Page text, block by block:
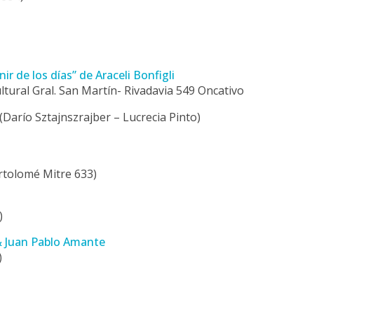
de los días” de Araceli Bonfigli
Gral. San Martín- Rivadavia 549 Oncativo
(Darío Sztajnszrajber – Lucrecia Pinto)
Mitre 633)
Juan Pablo Amante